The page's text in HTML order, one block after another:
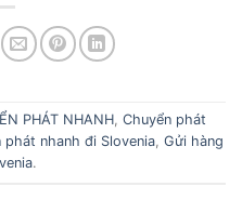
PHÁT NHANH, Chuyển phát
phát nhanh đi Slovenia, Gửi hàng
.